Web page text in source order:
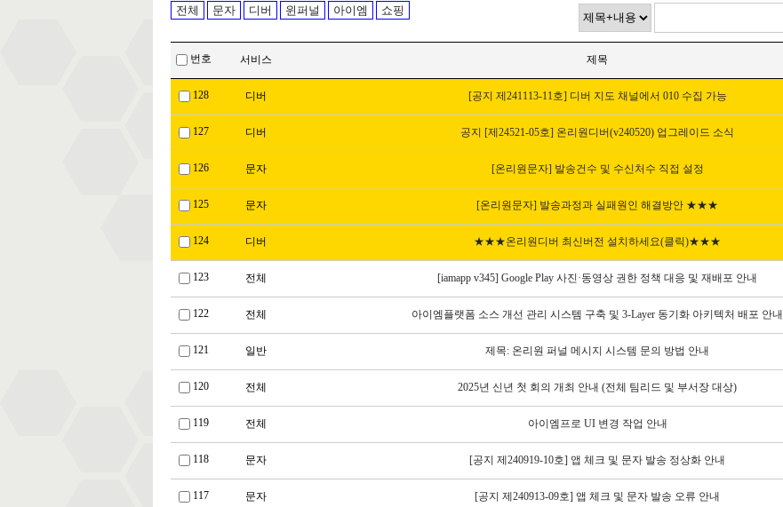
전체 문자 디버 윈퍼널 아이엠 쇼핑
번호 서비스 제목
128 디버 [공지 제241113-11호] 디버 지도 채널에서 010 수집 가능
127 디버 공지 [제24521-05호] 온리원디버(v240520) 업그레이드 소식
126 문자 [온리원문자] 발송건수 및 수신처수 직접 설정
125 문자 [온리원문자] 발송과정과 실패원인 해결방안 ★★★
124 디버 ★★★온리원디버 최신버전 설치하세요(클릭)★★★
123 전체 [iamapp v345] Google Play 사진·동영상 권한 정책 대응 및 재배포 안내
122 전체 아이엠플랫폼 소스 개선 관리 시스템 구축 및 3-Layer 동기화 아키텍처 배포 안내
121 일반 제목: 온리원 퍼널 메시지 시스템 문의 방법 안내
120 전체 2025년 신년 첫 회의 개최 안내 (전체 팀리드 및 부서장 대상)
119 전체 아이엠프로 UI 변경 작업 안내
118 문자 [공지 제240919-10호] 앱 체크 및 문자 발송 정상화 안내
117 문자 [공지 제240913-09호] 앱 체크 및 문자 발송 오류 안내